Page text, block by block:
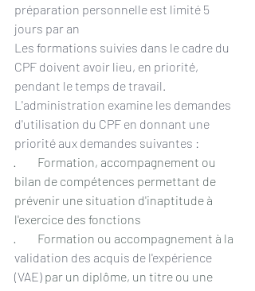
préparation personnelle est limité 5
jours par an
Les formations suivies dans le cadre du
CPF doivent avoir lieu, en priorité,
pendant le temps de travail.
L'administration examine les demandes
d'utilisation du CPF en donnant une
priorité aux demandes suivantes :
·         Formation, accompagnement ou
bilan de compétences permettant de
prévenir une situation d'inaptitude à
l'exercice des fonctions
·         Formation ou accompagnement à la
validation des acquis de l'expérience
(VAE) par un diplôme, un titre ou une